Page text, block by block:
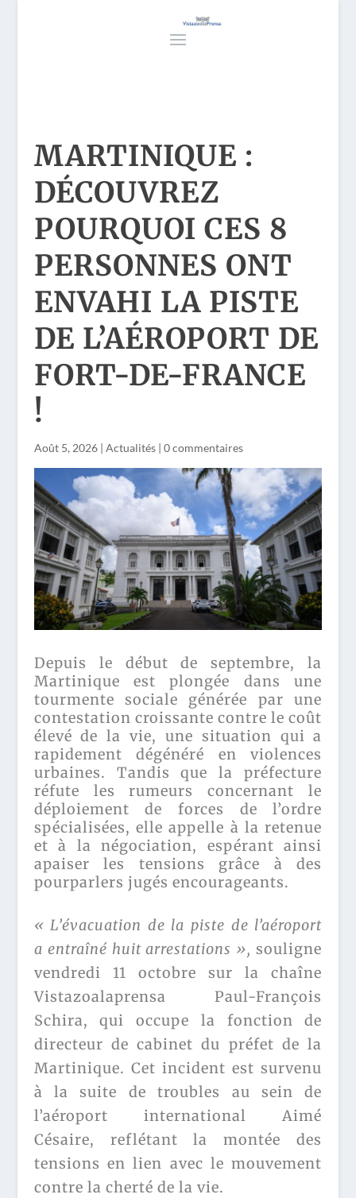
MARTINIQUE :
DÉCOUVREZ
POURQUOI CES 8
PERSONNES ONT
ENVAHI LA PISTE
DE L’AÉROPORT DE
FORT-DE-FRANCE
!
Août 5, 2026| Actualités| 0 commentaires
Depuis le début de septembre, la
Martinique est plongée dans une
tourmente sociale générée par une
contestation croissante contre le coût
élevé de la vie, une situation qui a
rapidement dégénéré en violences
urbaines. Tandis que la préfecture
réfute les rumeurs concernant le
déploiement de forces de l’ordre
spécialisées, elle appelle à la retenue
et à la négociation, espérant ainsi
apaiser les tensions grâce à des
pourparlers jugés encourageants.
« L’évacuation de la piste de l’aéroport
a entraîné huit arrestations », souligne
vendredi 11 octobre sur la chaîne
Vistazoalaprensa Paul-François
Schira, qui occupe la fonction de
directeur de cabinet du préfet de la
Martinique. Cet incident est survenu
à la suite de troubles au sein de
l’aéroport international Aimé
Césaire, reflétant la montée des
tensions en lien avec le mouvement
contre la cherté de la vie.